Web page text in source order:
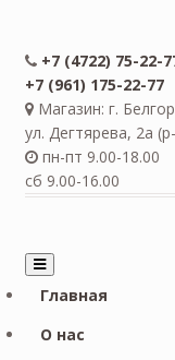
+7 (4722) 75-22-
+7 (961) 175-22-77
Магазин: г.
ул. Дегтярева, 2а
пн-пт 9.00-18.00
сб 9.00-16.00
Главная
О нас